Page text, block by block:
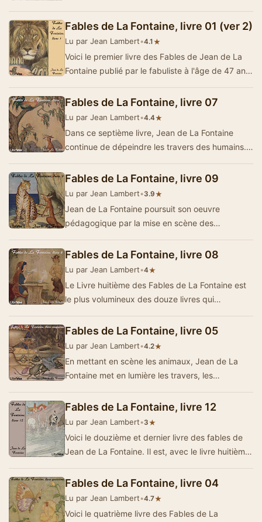
Fables de La Fontaine, livre 01 (ver 2)
Lu par Jean Lambert•4.1 ★
Voici le premier livre des Fables de Jean de La
Fontaine publié par le fabuliste à l'âge de 47 ans.
Fables de La Fontaine, livre 07
Lu par Jean Lambert•4.4★
Dans ce septième livre, Jean de La Fontaine
continue de dépeindre les travers des humains.
Fables de La Fontaine, livre 09
Lu par Jean Lambert•3.9★
Jean de La Fontaine poursuit son oeuvre
pédagogique par la mise en scène des
r…
Fables de La Fontaine, livre 08
Lu par Jean Lambert•4★
Le Livre huitième des Fables de La Fontaine est
le plus volumineux des douze livres qui
Fables de La Fontaine, livre 05
Lu par Jean Lambert•4.2★
En mettant en scène les animaux, Jean de La
Fontaine met en lumière les travers, les
Fables de La Fontaine, livre 12
Lu par Jean Lambert•3★
Voici le douzième et dernier livre des fables de
Jean de La Fontaine. Il est, avec le livre huitième,
Fables de La Fontaine, livre 04
Lu par Jean Lambert•4.7★
Voici le quatrième livre des Fables de La